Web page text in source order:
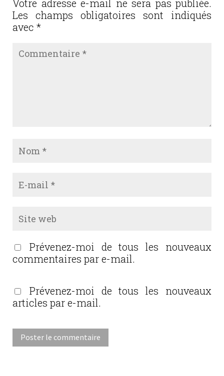
o
k
Votre adresse e-mail ne sera pas publiée.
Les champs obligatoires sont indiqués
avec *
Prévenez-moi de tous les nouveaux
commentaires par e-mail.
Prévenez-moi de tous les nouveaux
articles par e-mail.